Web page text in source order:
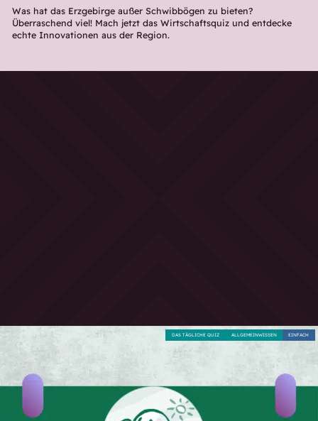
Was hat das Erzgebirge außer Schwibbögen zu bieten?
Überraschend viel! Mach jetzt das Wirtschaftsquiz und entdecke
echte Innovationen aus der Region.
EINFACH
ALLGEMEINWISSEN
DAS TÄGLICHE QUIZ